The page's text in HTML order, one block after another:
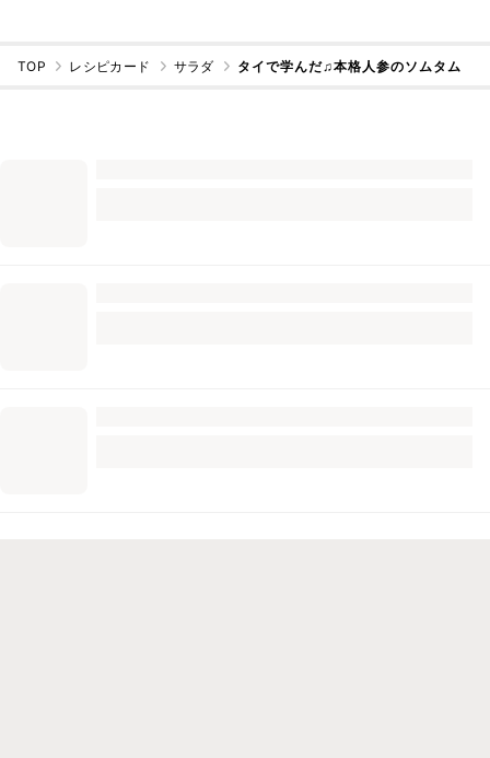
TOP レシピカード サラダ タイで学んだ♫本格人参のソムタム